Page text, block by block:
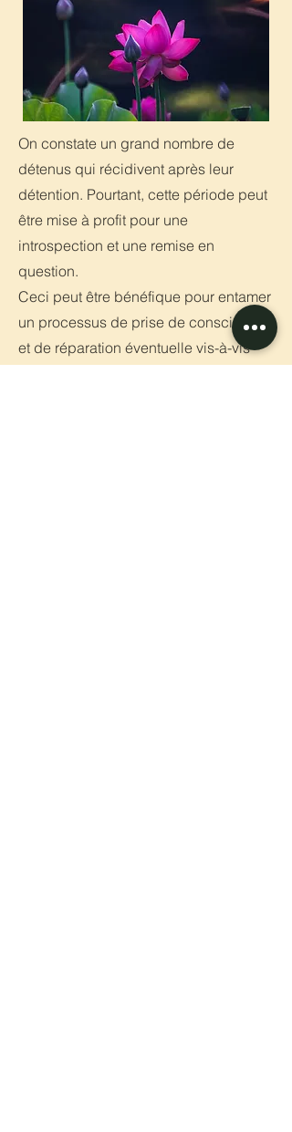
On constate un grand nombre de
détenus qui récidivent après leur
détention. Pourtant, cette période peut
être mise à profit pour une
introspection et une remise en
question.
Ceci peut être bénéfique pour entamer
un processus de prise de conscience
et de réparation éventuelle vis-à-vis